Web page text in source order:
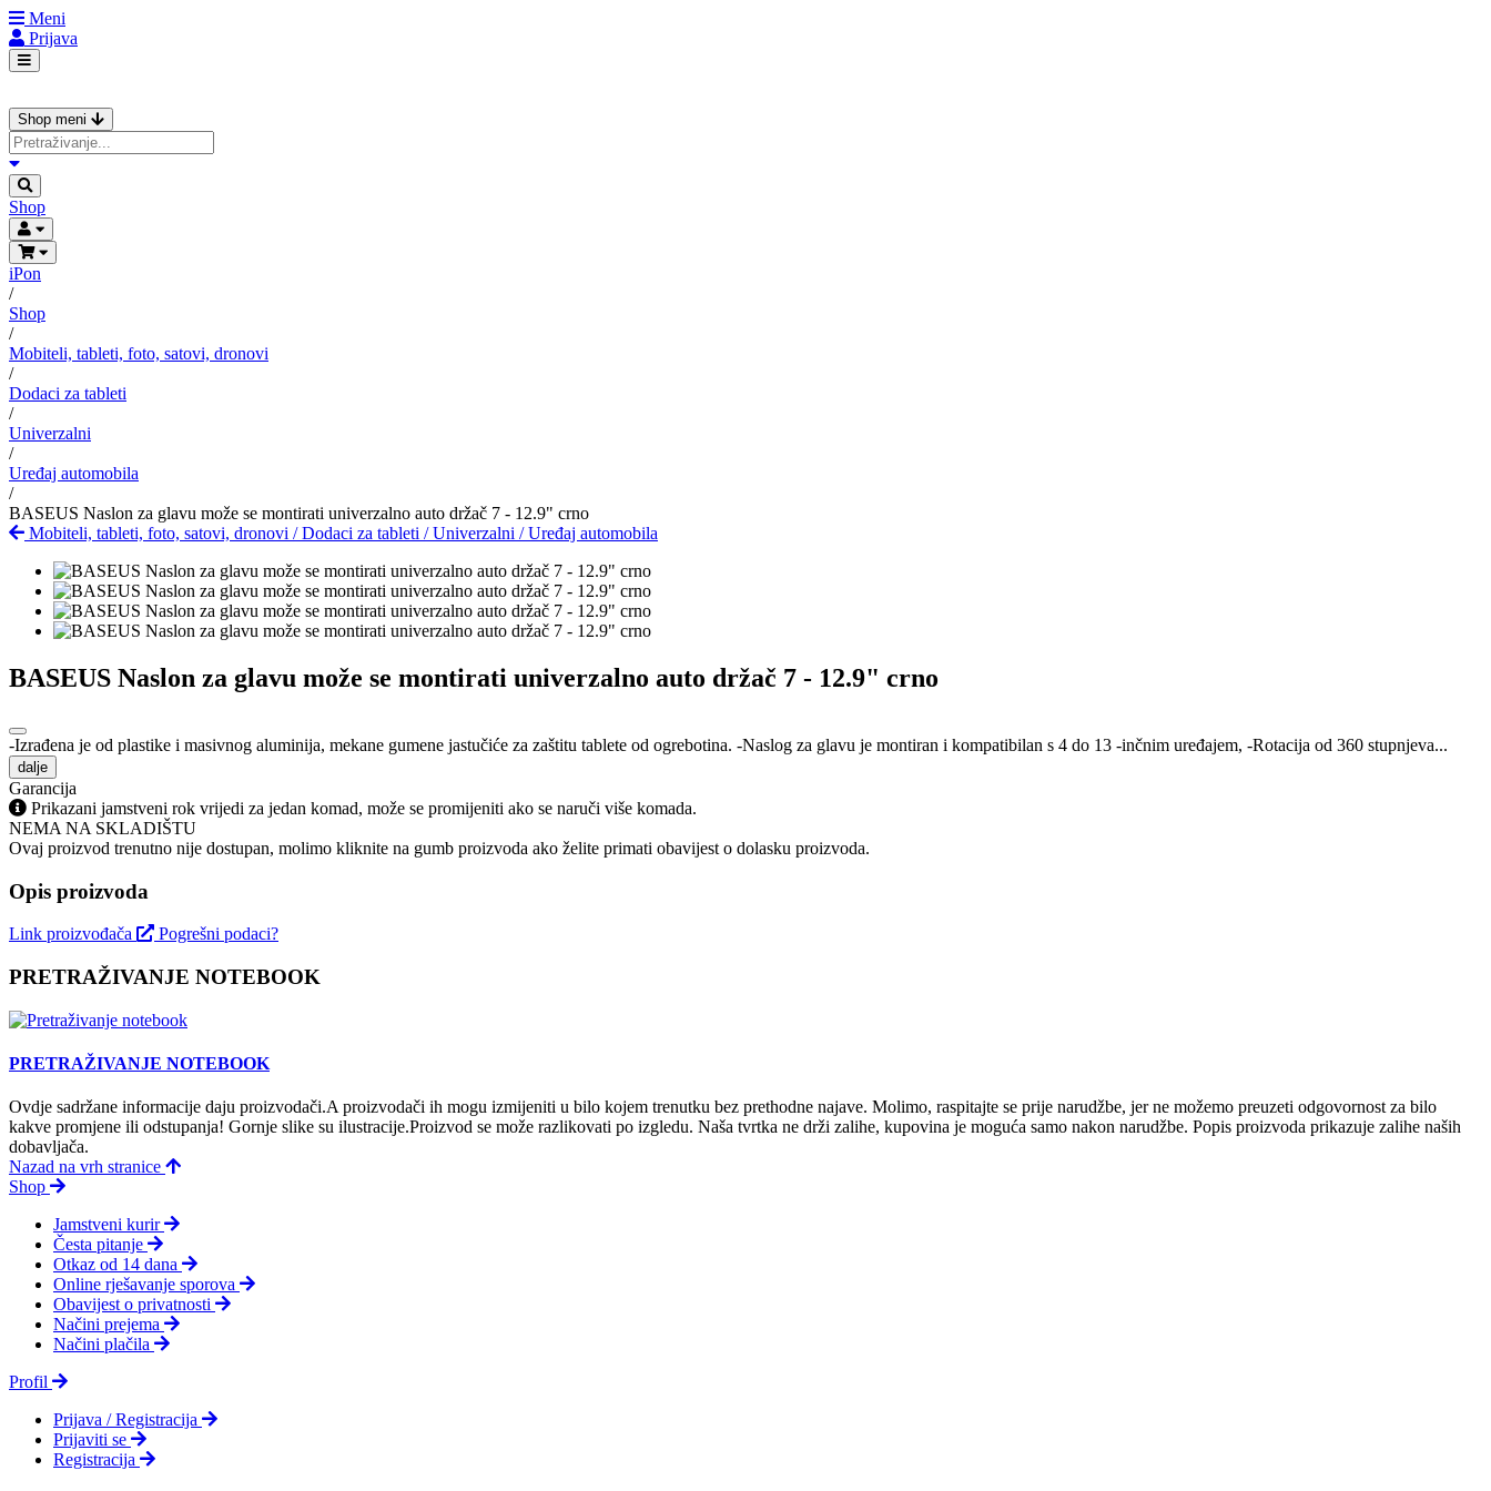
Meni
Prijava
Shop meni
Shop
iPon
/
Shop
/
Mobiteli, tableti, foto, satovi, dronovi
/
Dodaci za tableti
/
Univerzalni
/
Uređaj automobila
/
BASEUS Naslon za glavu može se montirati univerzalno auto držač 7 - 12.9" crno
Mobiteli, tableti, foto, satovi, dronovi /Dodaci za tableti /Univerzalni /Uređaj automobila
BASEUS Naslon za glavu može se montirati univerzalno auto držač 7 - 12.9" crno
-Izrađena je od plastike i masivnog aluminija, mekane gumene jastučiće za zaštitu tablete od ogrebotina. -Naslog za glavu je montiran i kompatibilan s 4 do 13 -inčnim uređajem, -Rotacija od 360 stupnjeva...
dalje
Garancija
Prikazani jamstveni rok vrijedi za jedan komad, može se promijeniti ako se naruči više komada.
NEMA NA SKLADIŠTU
Ovaj proizvod trenutno nije dostupan, molimo kliknite na gumb proizvoda ako želite primati obavijest o dolasku proizvoda.
Opis proizvoda
Link proizvođača Pogrešni podaci?
PRETRAŽIVANJE NOTEBOOK
PRETRAŽIVANJE NOTEBOOK
Ovdje sadržane informacije daju proizvodači.A proizvodači ih mogu izmijeniti u bilo kojem trenutku bez prethodne najave. Molimo, raspitajte se prije narudžbe, jer ne možemo preuzeti odgovornost za bilo
kakve promjene ili odstupanja! Gornje slike su ilustracije.Proizvod se može razlikovati po izgledu. Naša tvrtka ne drži zalihe, kupovina je moguća samo nakon narudžbe. Popis proizvoda prikazuje zalihe naših
dobavljača.
Nazad na vrh stranice
Shop
Jamstveni kurir
Česta pitanje
Otkaz od 14 dana
Online rješavanje sporova
Obavijest o privatnosti
Načini prejema
Načini plačila
Profil
Prijava / Registracija
Prijaviti se
Registracija